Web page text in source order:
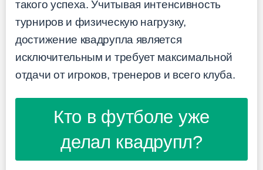
такого успеха. Учитывая интенсивность
турниров и физическую нагрузку,
достижение квадрупла является
исключительным и требует максимальной
отдачи от игроков, тренеров и всего клуба.
Кто в футболе уже
делал квадрупл?